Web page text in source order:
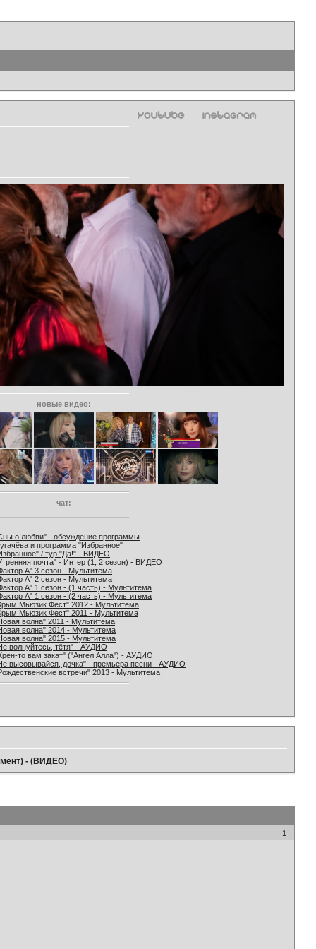
новые видео:
чат:
о любви" - обсуждение программы
и программа "Избранное"
/ тур "Да!" - ВИДЕО
почта" - Интер (1, 2 сезон) - ВИДЕО
А" 3 сезон - Мультитема
А" 2 сезон - Мультитема
А" 1 сезон - (1 часть) - Мультитема
А" 1 сезон - (2 часть) - Мультитема
Мьюзик Фест" 2012 - Мультитема
Мьюзик Фест" 2011 - Мультитема
волна" 2011 - Мультитема
волна" 2014 - Мультитема
волна" 2015 - Мультитема
волнуйтесь, тётя" - АУДИО
то вам закат" ("Ангел Алла") - АУДИО
высовывайся, дочка" - премьера песни - АУДИО
встречи" 2013 - Мультитема
- (ВИДЕО)
1